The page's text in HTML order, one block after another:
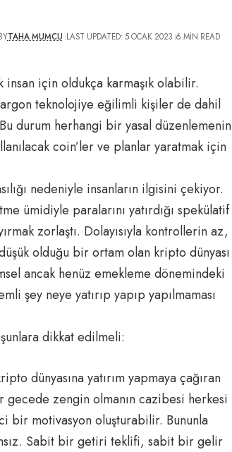
TAHA MUMCU LAST UPDATED: 5 OCAK 2023 6 MIN READ
için oldukça karmaşık olabilir.
teknolojiye eğilimli kişiler de dahil
durum herhangi bir yasal düzenlemenin
coin’ler ve planlar yaratmak için
nedeniyle insanların ilgisini çekiyor.
ümidiyle paralarını yatırdığı spekülatif
zorlaştı. Dolayısıyla kontrollerin az,
olduğu bir ortam olan kripto dünyası
ancak henüz emekleme dönemindeki
şey neye yatırıp yapıp yapılmaması
şunlara dikkat edilmeli:
dünyasına yatırım yapmaya çağıran
zengin olmanın cazibesi herkesi
bir motivasyon oluşturabilir. Bununla
Sabit bir getiri teklifi, sabit bir gelir